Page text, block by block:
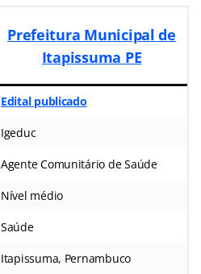
Prefeitura Municipal de
Itapissuma PE
Edital publicado
Igeduc
Agente Comunitário de Saúde
Nível médio
Saúde
Itapissuma, Pernambuco